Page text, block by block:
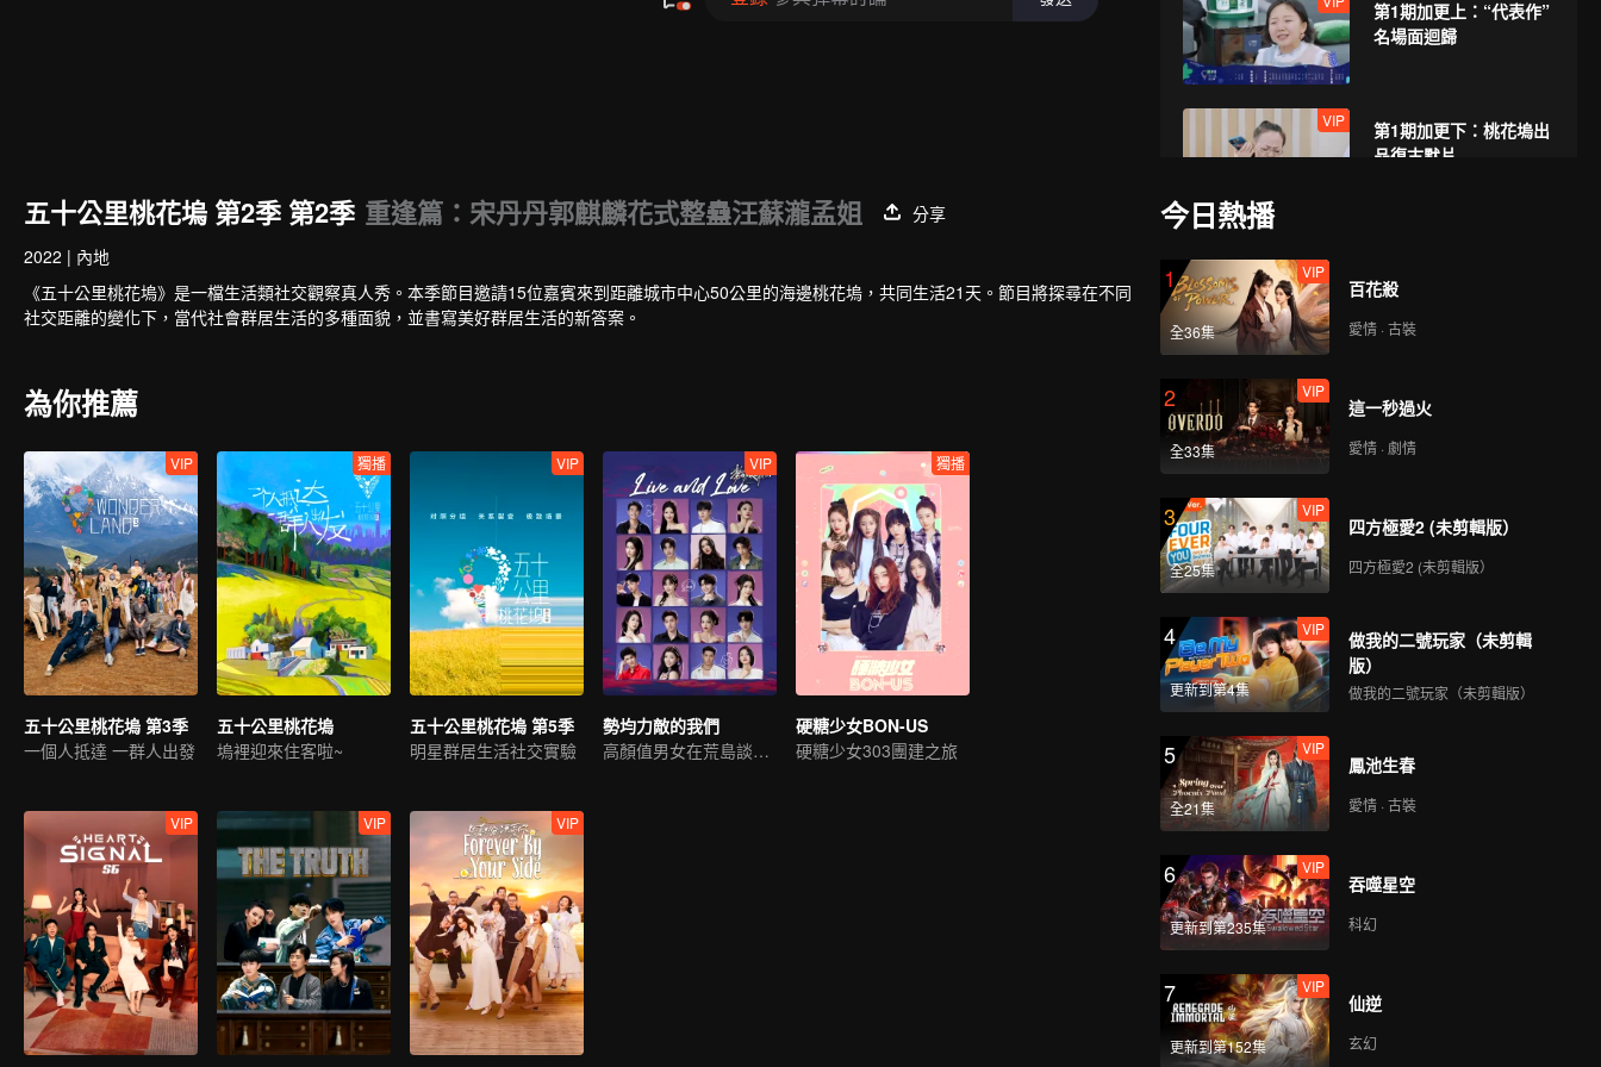
第1期加更上：“代表作”
名場面迴歸
VIP
第1期加更下：桃花塢出
品復古默片
聯歡會唱流星雨
道明寺演的好
VIP
演劉畊宏版《流星雨》
VIP
《盛夏的果實》眾人皆
誇
塢民挑戰海上睡覺
VIP
丹丹精髓拿捏到位
VIP
蓋失敗孟子義空心入網
五十公里桃花塢 第2季 第2季 重逢篇：宋丹丹郭麒麟花式整蠱汪蘇瀧孟姐
分享
2022 | 內地
《五十公里桃花塢》是一檔生活類社交觀察真人秀。本季節目邀請15位嘉賓來到距離城市中心50公里的海邊桃花塢，共同生活21天。節目將探尋在不同
社交距離的變化下，當代社會群居生活的多種面貌，並書寫美好群居生活的新答案。
為你推薦
VIP
五十公里桃花塢 第3季
一個人抵達 一群人出發
獨播
五十公里桃花塢
塢裡迎來住客啦~
VIP
五十公里桃花塢 第5季
明星群居生活社交實驗
VIP
勢均力敵的我們
高顏值男女在荒島談戀愛
獨播
硬糖少女BON-US
硬糖少女303團建之旅
VIP VIP VIP
今日熱播
1
全36集
VIP
百花殺
愛情 · 古裝
2
全33集
VIP
這一秒過火
愛情 · 劇情
3
全25集
VIP
四方極愛2 (未剪輯版）
四方極愛2 (未剪輯版）
4
更新到第4集
VIP
做我的二號玩家（未剪輯
版）
做我的二號玩家（未剪輯版）
5
全21集
VIP
鳳池生春
愛情 · 古裝
6
更新到第235集
VIP
吞噬星空
科幻
7
更新到第152集
VIP
仙逆
玄幻